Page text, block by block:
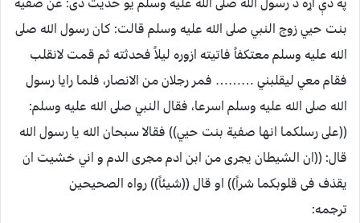
بنت حيي زوج النبي صلى الله عليه وسلم قالت: کان رسول الله صلى
الله عليه وسلم معتکفاً فاتيته ازوره ليلاً فحدثته ثم قمت لانقلب
فقام معي ليقلبني ……… فمر رجلان من الانصار، فلما رايا رسول
الله صلى الله عليه وسلم اسرعا، فقال النبي صلى الله عليه وسلم:
((على رسلکما انها صفية بنت حيي)) فقالا سبحان الله يا رسول الله
قال: ((ان الشيطان يجرى من ابن ادم مجرى الدم و اني خشيت ان
يقذف فى قلوبکما شراً)) او قال ((شيئاً)) رواه الصحيحين
ترجمه: